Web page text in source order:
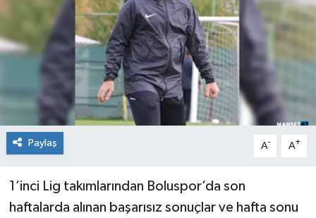
Paylaş A- A+
1’inci Lig takımlarından Boluspor’da son
haftalarda alınan başarısız sonuçlar ve hafta sonu
Mizah
Röportaj
Teknoloji